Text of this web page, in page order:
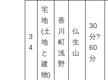
3
4
宅
地
(土
地
と
建
物)
香
川
町
浅
野
仏
生
山
30
分?
60
分